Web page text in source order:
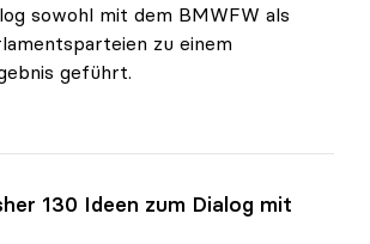
sowohl mit dem BMWFW als
zu einem
geführt.
begrüsst konstruktive Haltung
130 Ideen zum Dialog mit